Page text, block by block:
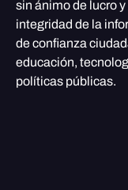
sin ánimo de lucro
integridad de la
de confianza
educación,
políticas públicas.